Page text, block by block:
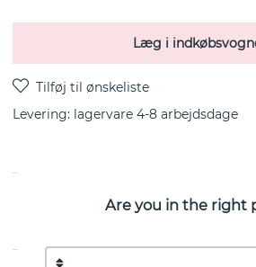
Læg i
Levering: lagervare 4-8 arbejdsdage
Day Pearl & Stars er en ørering i 18k
Are you in the right